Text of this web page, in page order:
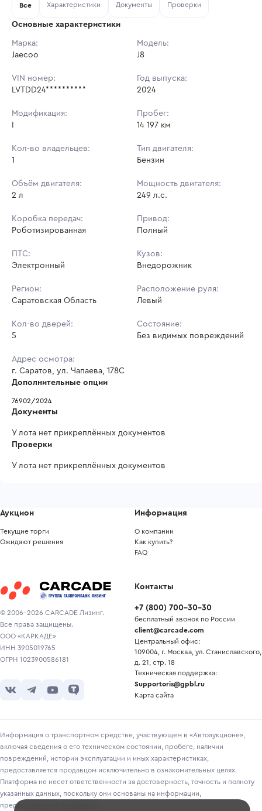
Тип аукциона: Открытые торги
Шаг торгов: 5 000 ₽
Кол-во ставок:
Ставок не найдено
в аукционах
Все Характеристики Документы Проверки
Основные характеристики
Марка:
Jaecoo
Модель:
J8
VIN номер:
LVTDD24**********
Год выпуска:
2024
Модификация:
Пробег:
14 197 км
Кол-во владельцев:
1
Тип двигателя:
Бензин
Объём двигателя:
2 л
Мощность двигателя:
249 л.с.
Коробка передач:
Роботизированная
Привод:
Полный
ПТС:
Электронный
Кузов:
Внедорожник
Регион:
Саратовская Область
Расположение руля:
Левый
Кол-во дверей:
5
Состояние:
Без видимых повреждений
Адрес осмотра:
г. Саратов, ул. Чапаева, 178С
Дополнительные опции
76902/2024
Документы
У лота нет прикреплённых документов
Проверки
У лота нет прикреплённых документов
© 2006-2026 CARCADE Лизинг.
Все права защищены.
ООО «КАРКАДЕ»
ИНН 3905019765
ОГРН 1023900586181
Аукцион
Текущие торги
Ожидают решения
Информация
О компании
Как купить?
FAQ
Контакты
+7 (800) 700-30-30
бесплатный звонок по России
client@carcade.com
Центральный офис:
109004, г. Москва, ул. Станиславского,
д. 21, стр. 18
Техническая поддержка:
Supportoris@gpbl.ru
Карта сайта
Информация о транспортном средстве, участвующем в «Автоаукционе»,
включая сведения о его техническом состоянии, пробеге, наличии
повреждений, истории эксплуатации и иных характеристиках,
предоставляется продавцом исключительно в ознакомительных целях.
Платформа не несет ответственности за достоверность, точность и полноту
указанных данных, поскольку они основаны на информации,
предоставленной продавцом.